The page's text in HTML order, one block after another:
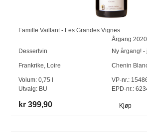
Famille Vaillant - Les Grandes Vignes
Årgang 2020
Dessertvin
Ny årgang! -
Frankrike, Loire Chenin
Volum:0,75
Utvalg: BU
VP-nr.:
EPD-nr.:
kr 399,90 Kjøp